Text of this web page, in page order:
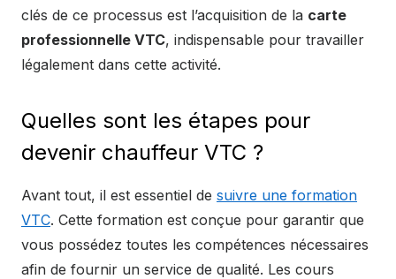
clés de ce processus est l’acquisition de la carte
professionnelle VTC, indispensable pour travailler
légalement dans cette activité.
Quelles sont les étapes pour
devenir chauffeur VTC ?
Avant tout, il est essentiel de suivre une formation
VTC. Cette formation est conçue pour garantir que
vous possédez toutes les compétences nécessaires
afin de fournir un service de qualité. Les cours